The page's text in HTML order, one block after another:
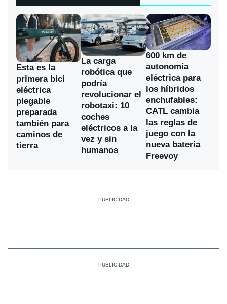
Esta es la
primera bici
eléctrica
plegable
preparada
también para
caminos de
tierra
La carga
robótica que
podría
revolucionar el
robotaxi: 10
coches
eléctricos a la
vez y sin
humanos
600 km de
autonomía
eléctrica para
los híbridos
enchufables:
CATL cambia
las reglas de
juego con la
nueva batería
Freevoy